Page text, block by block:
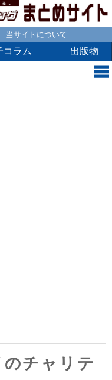
当サイトについて
コラム 出版物
チャリテ